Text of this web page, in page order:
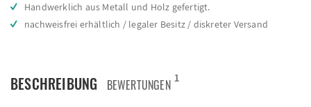
Handwerklich aus Metall und Holz gefertigt.
nachweisfrei erhältlich / legaler Besitz / diskreter Versand
BESCHREIBUNG BEWERTUNGEN 1